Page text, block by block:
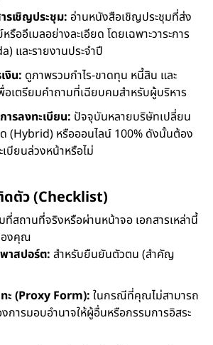
รเชิญประชุม: อ่านหนังสือเชิญประชุมที่ส่ง
ออีเมลอย่างละเอียด โดยเฉพาะวาระการ
และรายงานประจำปี
งิน: ดูภาพรวมกำไร-ขาดทุน หนี้สิน และ
อเตรียมคำถามที่เฉียบคมสำหรับผู้บริหาร
ารลงทะเบียน: ปัจจุบันหลายบริษัทเปลี่ยน
ด (Hybrid) หรือออนไลน์ 100% ดังนั้นต้อง
บียนล่วงหน้าหรือไม่
ตัว (Checklist)
ที่สถานที่จริงหรือผ่านหน้าจอ เอกสารเหล่านี้
องคุณ
าสปอร์ต: สำหรับยืนยันตัวตน (สำคัญ
ะ (Proxy Form): ในกรณีที่คุณไม่สามารถ
งการมอบอำนาจให้ผู้อื่นหรือกรรมการอิสระ